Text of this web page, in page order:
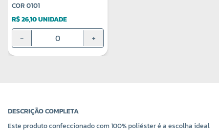
COR 0101
R$ 26,10 UNIDADE
- +
DESCRIÇÃO COMPLETA
Este produto confeccionado com 100% poliéster é a escolha ideal